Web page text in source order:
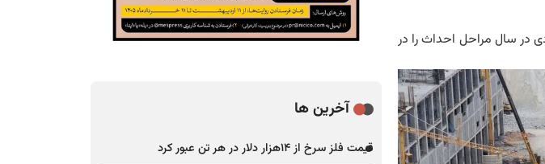
ظرفیت ۲۱ میلیون تن خوراک ورودی در سال مراحل احداث را در
آخرین ها
قیمت فلز سرخ از ۱۴هزار دلار در هر تن عبور کرد